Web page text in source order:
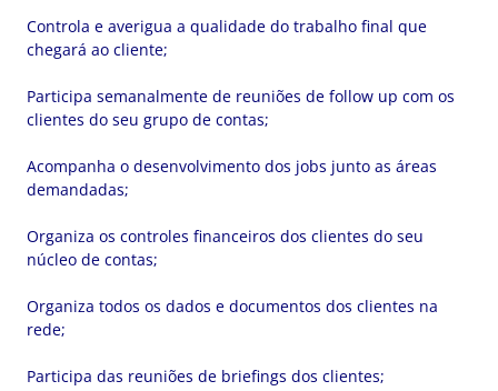
Controla e averigua a qualidade do trabalho final que
chegará ao cliente;
Participa semanalmente de reuniões de follow up com os
clientes do seu grupo de contas;
Acompanha o desenvolvimento dos jobs junto as áreas
demandadas;
Organiza os controles financeiros dos clientes do seu
núcleo de contas;
Organiza todos os dados e documentos dos clientes na
rede;
Participa das reuniões de briefings dos clientes;